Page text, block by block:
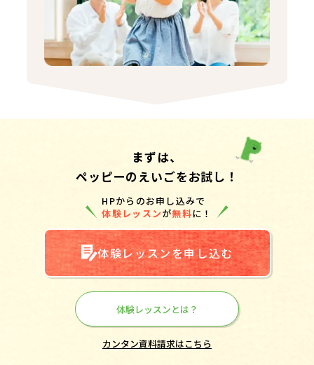
まずは、
ペッピーのえいごをお試し！
HPからのお申し込みで
体験レッスンが無料に！
体験レッスンを申し込む
体験レッスンとは？
カンタン資料請求はこちら